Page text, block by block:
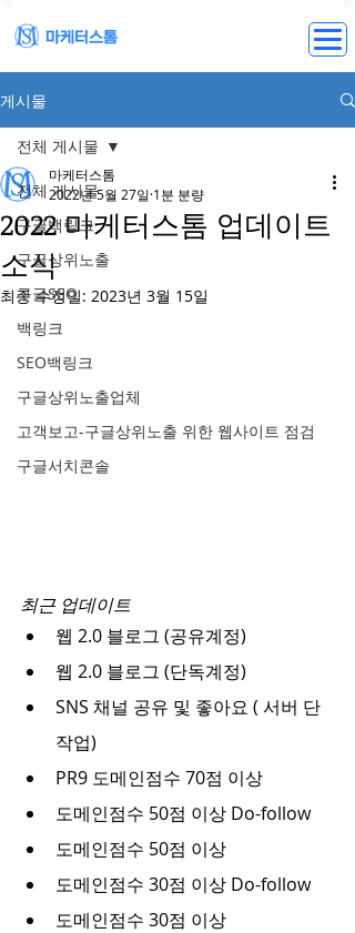
게시물
전체 게시물
구글백링크
구글상위노출
구글SEO
백링크
SEO백링크
구글상위노출업체
고객보고-구글상위노출 위한 웹사이트 점검
구글서치콘솔
전체 게시물
2022 마케터스톰 업데이트
소식
마케터스톰
2022년 5월 27일 1분 분량
최종 수정일: 2023년 3월 15일
최근 업데이트
웹 2.0 블로그 (공유계정)
웹 2.0 블로그 (단독계정)
SNS 채널 공유 및 좋아요 ( 서버 단
작업)
PR9 도메인점수 70점 이상
도메인점수 50점 이상 Do-follow
도메인점수 50점 이상
도메인점수 30점 이상 Do-follow
도메인점수 30점 이상